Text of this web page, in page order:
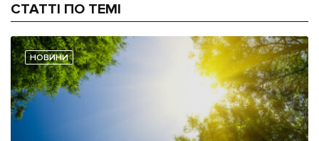
СТАТТІ ПО ТЕМІ
НОВИНИ